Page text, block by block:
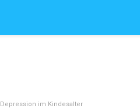
Depression im Kindesalter